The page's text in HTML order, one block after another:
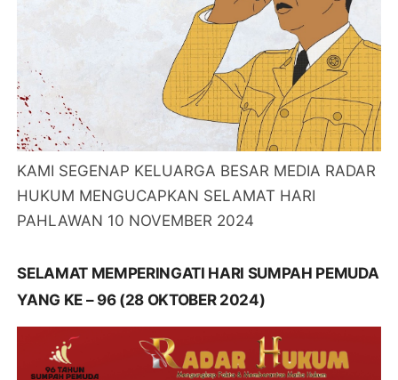
KAMI SEGENAP KELUARGA BESAR MEDIA RADAR
HUKUM MENGUCAPKAN SELAMAT HARI
PAHLAWAN 10 NOVEMBER 2024
SELAMAT MEMPERINGATI HARI SUMPAH PEMUDA
YANG KE – 96 (28 OKTOBER 2024)